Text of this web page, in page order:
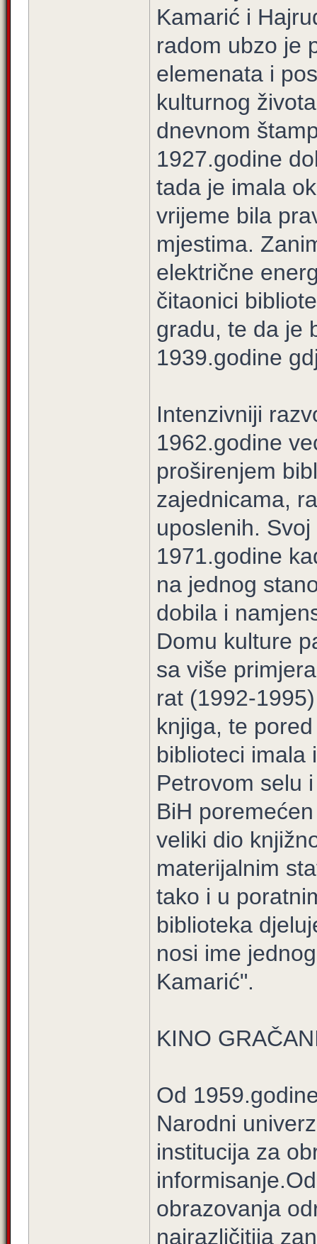
Kamarić i
radom ubzo je
elemenata i
kulturnog
dnevnom
1927.godine
tada je imala
vrijeme bila
mjestima.
električne
čitaonici
gradu, te da je
1939.godine
Intenzivniji
1962.godine
proširenjem
zajednicama,
uposlenih.
1971.godine
na jednog
dobila i
Domu kulture
sa više
rat (1992-
knjiga, te
biblioteci imala
Petrovom selu
BiH
veliki dio
materijalnim
tako i u
biblioteka
nosi ime
Kamarić".
KINO
Od
Narodni
institucija za
obrazovanja
najrazličitija